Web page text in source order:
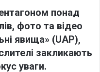
понад
фото та відео
явища» (UAP),
закликають
уваги.